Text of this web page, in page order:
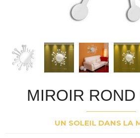
MIROIR
UN SOLEIL DANS LA